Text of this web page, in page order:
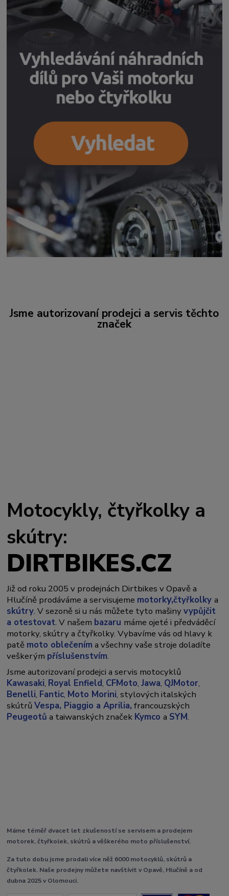
Jsme autorizovaní prodejci a servis těchto
značek
Motocykly, čtyřkolky a
skútry:
DIRTBIKES.CZ
Již od roku 2005 v prodejnách Dirtbikes v Opavě a
Hlučíně prodáváme a servisujeme motorky,čtyřkolkya
skútry. V sezoně si u nás můžete tyto mašinyvypůjčit
a otestovat. V našem bazaru máme ojeté i předváděcí
motorky, skútry a čtyřkolky. Vybavíme vás od hlavy k
patě moto oblečením a všechny vaše stroje doladíte
veškerým příslušenstvím.
Jsme autorizovaní prodejci a servis motocyklů
Kawasaki, Royal Enfield, CFMoto,Jawa, QJMotor,
Benelli, Fantic, Moto Morini, stylových italských
skútrůVespa, Piaggio a Aprilia, francouzských
Peugeotů a taiwanských značek Kymcoa SYM.
Máme téměř dvacet let zkušeností se servisem a prodejem
motorek, čtyřkolek, skútrů a věškerého moto příslušenství.
Za tuto dobu jsme prodali více něž 6000 motocyklů, skútrů a
čtyřkolek. Naše prodejny můžete navštívit v Opavě, Hlučíně a od
dubna 2025 v Olomouci.